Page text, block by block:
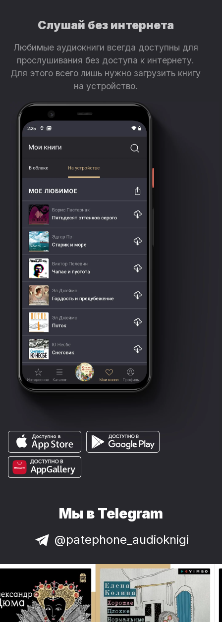
Слушай без интернета
Любимые аудиокниги всегда доступны для
прослушивания без доступа к интернету.
Для этого всего лишь нужно загрузить книгу
на устройство.
Мы в Telegram
@patephone_audioknigi